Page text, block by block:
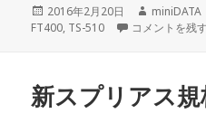
投
稿
2016年2月20日
作
成
miniDATA
FT400, TS-510 古い資料その
コメントを残す
新スプリアス